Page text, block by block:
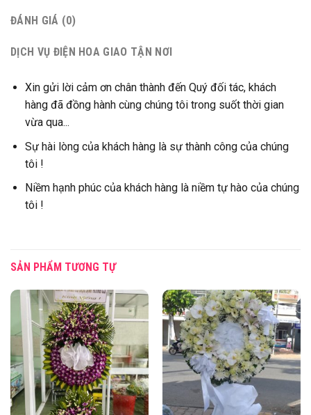
ĐÁNH GIÁ (0)
DỊCH VỤ ĐIỆN HOA GIAO TẬN NƠI
Xin gửi lời cảm ơn chân thành đến Quý đối tác, khách
hàng đã đồng hành cùng chúng tôi trong suốt thời gian
vừa qua...
Sự hài lòng của khách hàng là sự thành công của chúng
tôi !
Niềm hạnh phúc của khách hàng là niềm tự hào của chúng
tôi !
SẢN PHẨM TƯƠNG TỰ